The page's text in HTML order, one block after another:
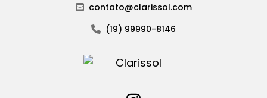
contato@clarissol.com
(19) 99990-8146